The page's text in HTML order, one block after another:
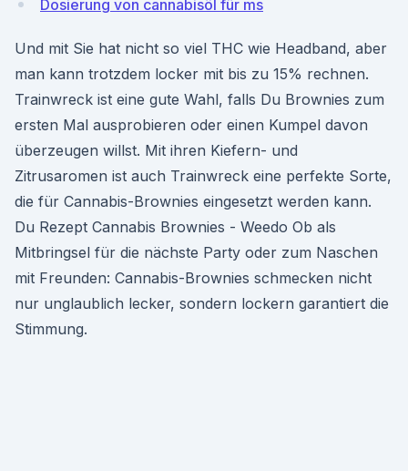
Dosierung von cannabisöl für ms
Und mit Sie hat nicht so viel THC wie Headband, aber
man kann trotzdem locker mit bis zu 15% rechnen.
Trainwreck ist eine gute Wahl, falls Du Brownies zum
ersten Mal ausprobieren oder einen Kumpel davon
überzeugen willst. Mit ihren Kiefern- und
Zitrusaromen ist auch Trainwreck eine perfekte Sorte,
die für Cannabis-Brownies eingesetzt werden kann.
Du Rezept Cannabis Brownies - Weedo Ob als
Mitbringsel für die nächste Party oder zum Naschen
mit Freunden: Cannabis-Brownies schmecken nicht
nur unglaublich lecker, sondern lockern garantiert die
Stimmung.